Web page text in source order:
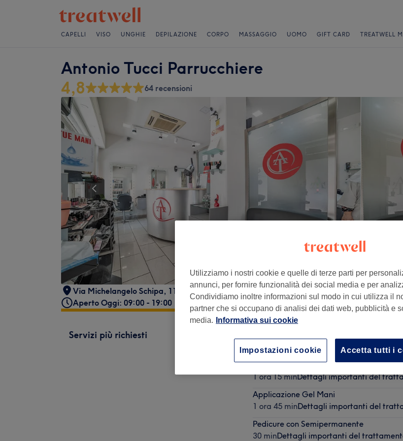
CAPELLI VISO UNGHIE DEPILAZIONE CORPO MASSAGGIO UOMO GIFT CARD TREATWELL
Antonio Tucci Parrucchiere
4,8 64 recensioni
Via Michelangelo Schipa, 110, 80122 Napoli NA, Italia
Aperto Oggi: 09:00 - 19:00
Servizi più richiesti
15 minDettagli importanti del
Ritocco Colore
1 ora 15 minDettagli importanti del
Applicazione Gel Mani
1 ora 45 minDettagli importanti del
Pedicure con Semipermanente
30 minDettagli importanti del
Utilizziamo i nostri cookie e quelle di terze parti per
annunci, per fornire funzionalità dei social media e per
Condividiamo inoltre informazioni sul modo in cui utilizza il
partner che si occupano di analisi dei dati web, pubblicità e
media.
Informativa sui cookie
Accetta tutti i
Impostazioni cookie